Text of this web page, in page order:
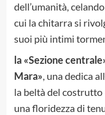
dell’umanità,
cui la chitarra si
suoi più intimi
la «Sezione
Mara», una dedica
la beltà del
una floridezza di